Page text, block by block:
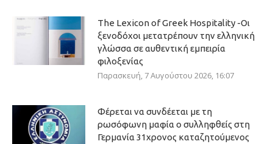
The Lexicon of Greek Hospitality -Οι
ξενοδόχοι μετατρέπουν την ελληνική
γλώσσα σε αυθεντική εμπειρία
φιλοξενίας
Παρασκευή, 7 Αυγούστου 2026, 16:07
Φέρεται να συνδέεται με τη
ρωσόφωνη μαφία ο συλληφθείς στη
Γερμανία 31χρονος καταζητούμενος